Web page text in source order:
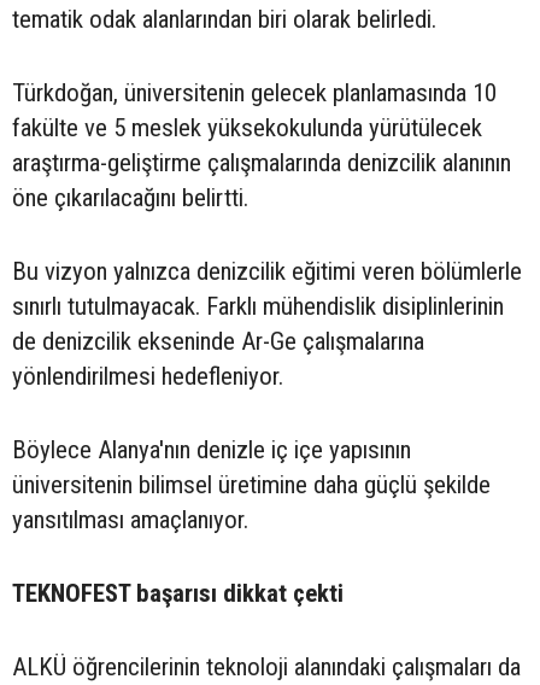
tematik odak alanlarından biri olarak belirledi.
Türkdoğan, üniversitenin gelecek planlamasında 10
fakülte ve 5 meslek yüksekokulunda yürütülecek
araştırma-geliştirme çalışmalarında denizcilik alanının
öne çıkarılacağını belirtti.
Bu vizyon yalnızca denizcilik eğitimi veren bölümlerle
sınırlı tutulmayacak. Farklı mühendislik disiplinlerinin
de denizcilik ekseninde Ar-Ge çalışmalarına
yönlendirilmesi hedefleniyor.
Böylece Alanya'nın denizle iç içe yapısının
üniversitenin bilimsel üretimine daha güçlü şekilde
yansıtılması amaçlanıyor.
TEKNOFEST başarısı dikkat çekti
ALKÜ öğrencilerinin teknoloji alanındaki çalışmaları da